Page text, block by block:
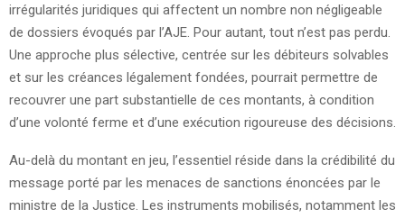
irrégularités juridiques qui affectent un nombre non négligeable
de dossiers évoqués par l’AJE. Pour autant, tout n’est pas perdu.
Une approche plus sélective, centrée sur les débiteurs solvables
et sur les créances légalement fondées, pourrait permettre de
recouvrer une part substantielle de ces montants, à condition
d’une volonté ferme et d’une exécution rigoureuse des décisions.
Au-delà du montant en jeu, l’essentiel réside dans la crédibilité du
message porté par les menaces de sanctions énoncées par le
ministre de la Justice. Les instruments mobilisés, notamment les